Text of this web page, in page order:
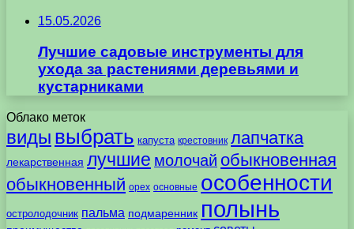
15.05.2026
Лучшие садовые инструменты для
ухода за растениями деревьями и
кустарниками
Облако меток
виды выбрать капуста крестовник лапчатка
лекарственная лучшие молочай обыкновенная
обыкновенный орех основные особенности
остролодочник пальма подмаренник полынь